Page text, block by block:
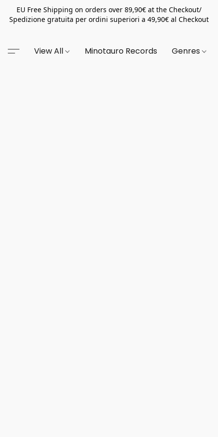
EU Free Shipping on orders over 89,90€ at the Checkout/
Spedizione gratuita per ordini superiori a 49,90€ al Checkout
View All Minotauro Records Genres